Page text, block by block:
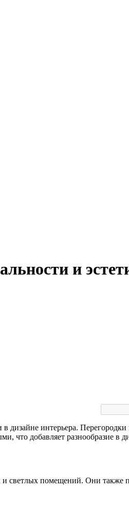
и
интерьера. Перегородки
что добавляет разнообразие в
светлых помещений. Они также